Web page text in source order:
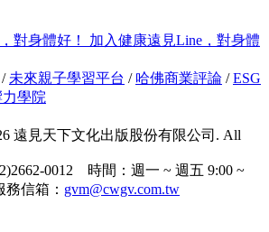
加入健康遠見Line，對身體
/ 未來親子學習平台 / 哈佛商業評論 /ESG
學院
遠見天下文化出版股份有限公司. All
0012 時間：週一 ~ 週五 9:00 ~
務信箱： gvm@cwgv.com.tw